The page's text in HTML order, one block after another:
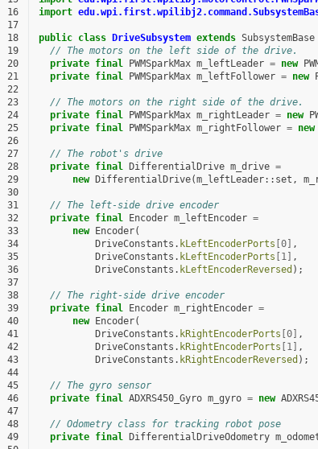
16
import
17
18
public class DriveSubsystem extends SubsystemBase
19
// The motors on the left side of the drive.
20
private final PWMSparkMax m_leftLeader = new
21
private final PWMSparkMax m_leftFollower = new
22
23
// The motors on the right side of the drive.
24
private final PWMSparkMax m_rightLeader = new
25
private final PWMSparkMax m_rightFollower = new
26
27
// The robot's drive
28
private final DifferentialDrive m_drive =
29
new DifferentialDrive(m_leftLeader:: set ,
30
31
// The left-side drive encoder
32
private final Encoder m_leftEncoder =
33
new Encoder(
34
DriveConstants . kLeftEncoderPorts [0] ,
35
DriveConstants . kLeftEncoderPorts [1] ,
36
DriveConstants . kLeftEncoderReversed );
37
38
// The right-side drive encoder
39
private final Encoder m_rightEncoder =
40
new Encoder(
41
DriveConstants . kRightEncoderPorts [0] ,
42
DriveConstants . kRightEncoderPorts [1] ,
43
DriveConstants . kRightEncoderReversed );
44
45
// The gyro sensor
46
private final ADXRS450_Gyro m_gyro = new
47
48
// Odometry class for tracking robot pose
49
private final DifferentialDriveOdometry